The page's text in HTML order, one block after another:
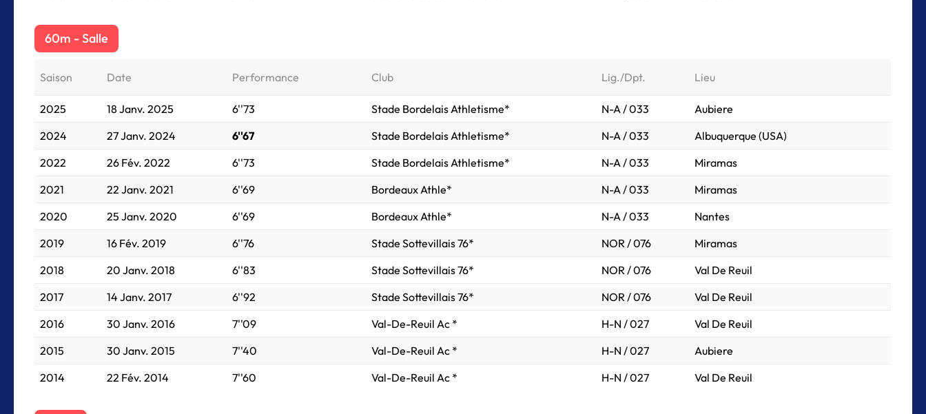
60m - Salle
Saison Date Performance Club Lig./Dpt. Lieu
2025 18 Janv. 2025 6''73 Stade Bordelais Athletisme* N-A / 033
Aubiere
2024
27 Janv. 2024 6''67 Stade Bordelais Athletisme* N-A / 033
Albuquerque (USA)
2022
26 Fév. 2022 6''73 Stade Bordelais Athletisme* N-A / 033
Miramas
2021
22 Janv. 2021 6''69 Bordeaux Athle* N-A / 033
Miramas
2020
25 Janv. 2020 6''69 Bordeaux Athle* N-A / 033
Nantes
2019
16 Fév. 2019 6''76 Stade Sottevillais 76* NOR / 076
Miramas
2018
20 Janv. 2018 6''83 Stade Sottevillais 76* NOR / 076
Val De Reuil
2017
14 Janv. 2017 6''92 Stade Sottevillais 76* NOR / 076
Val De Reuil
2016
30 Janv. 2016 7''09 Val-De-Reuil Ac * H-N / 027
Val De Reuil
2015
30 Janv. 2015 7''40 Val-De-Reuil Ac * H-N / 027
Aubiere
2014
22 Fév. 2014 7''60 Val-De-Reuil Ac * H-N / 027 Val De Reuil